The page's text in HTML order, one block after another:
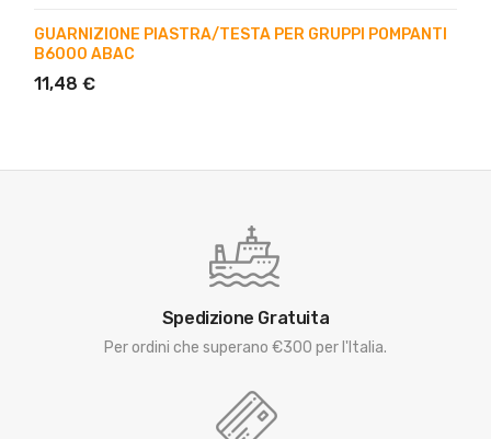
GUARNIZIONE PIASTRA/TESTA PER GRUPPI POMPANTI
B6000 ABAC
11,48 €
Spedizione Gratuita
Per ordini che superano €300 per l'Italia.